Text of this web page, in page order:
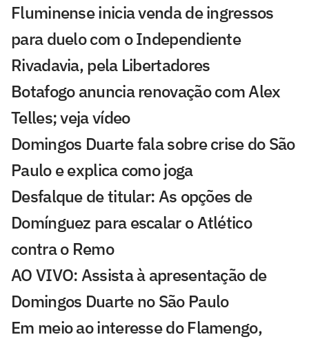
Fluminense inicia venda de ingressos
para duelo com o Independiente
Rivadavia, pela Libertadores
Botafogo anuncia renovação com Alex
Telles; veja vídeo
Domingos Duarte fala sobre crise do São
Paulo e explica como joga
Desfalque de titular: As opções de
Domínguez para escalar o Atlético
contra o Remo
AO VIVO: Assista à apresentação de
Domingos Duarte no São Paulo
Em meio ao interesse do Flamengo,